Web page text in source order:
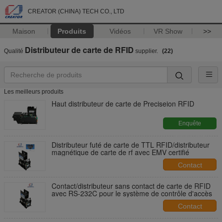
CREATOR (CHINA) TECH CO., LTD
Maison Produits Vidéos VR Show >>
Qualité Distributeur de carte de RFID supplier. (22)
Les meilleurs produits
Haut distributeur de carte de Preciseion RFID
Enquête
Distributeur futé de carte de TTL RFID/distributeur
magnétique de carte de rf avec EMV certifié
Contact
Contact/distributeur sans contact de carte de RFID
avec RS-232C pour le système de contrôle d'accès
Contact